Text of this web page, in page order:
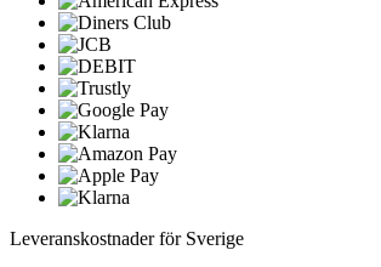
Leveranskostnader för Sverige